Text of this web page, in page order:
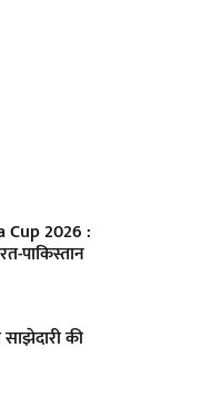
Cup 2026 :
पाकिस्तान
की